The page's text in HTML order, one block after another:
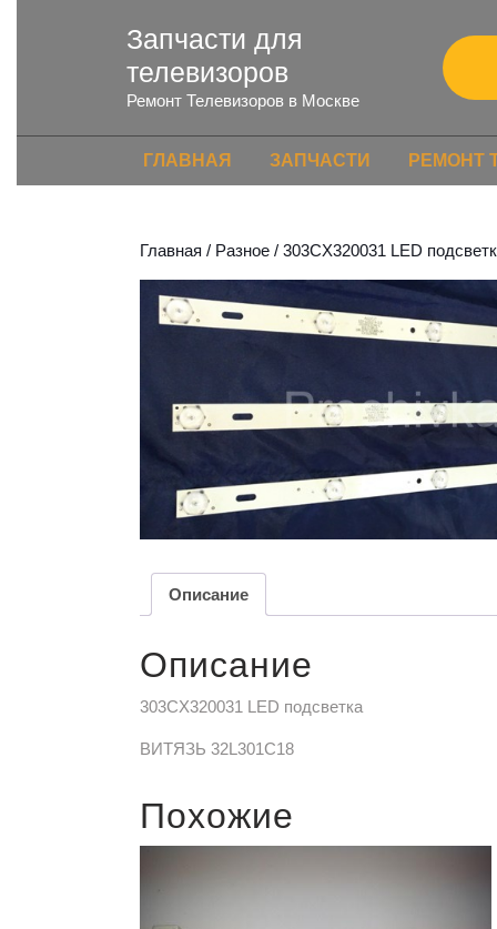
Запчасти для
телевизоров
Ремонт Телевизоров в Москве
ГЛАВНАЯ ЗАПЧАСТИ РЕМОНТ
Главная / Разное / 303CX320031 LED
Описание
Описание
303CX320031 LED подсветка
ВИТЯЗЬ 32L301C18
Похожие